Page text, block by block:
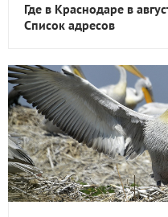
Где в Краснодаре в
Список адресов